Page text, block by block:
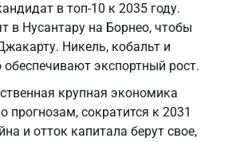
в топ-10 к 2035 году.
в Нусантару на Борнео, чтобы
Никель, кобальт и
экспортный рост.
крупная экономика
прогнозам, сократится к 2031
и отток капитала берут свое,